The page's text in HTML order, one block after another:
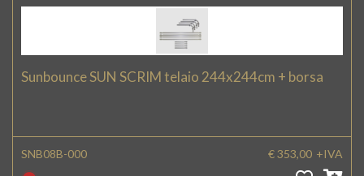
Sunbounce SUN SCRIM telaio 244x244cm + borsa
SNB08B-000 € 353,00 +IVA